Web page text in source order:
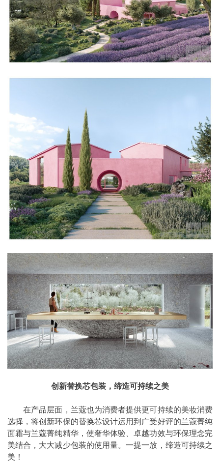
创新替换芯包装，缔造可持续之美
在产品层面，兰蔻也为消费者提供更可持续的美妆消费
选择，将创新环保的替换芯设计运用到广受好评的兰蔻菁纯
面霜与兰蔻菁纯精华，使奢华体验、卓越功效与环保理念完
美结合，大大减少包装的使用量。一提一放，缔造可持续之
美！